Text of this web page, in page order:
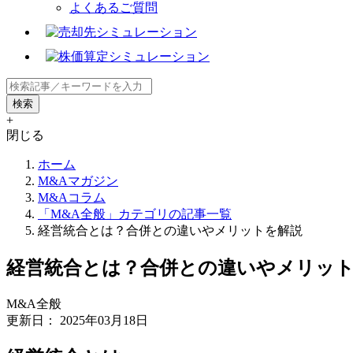
よくあるご質問
+
閉じる
ホーム
M&Aマガジン
M&Aコラム
「M&A全般」カテゴリの記事一覧
経営統合とは？合併との違いやメリットを解説
経営統合とは？合併との違いやメリッ
M&A全般
更新日： 2025年03月18日